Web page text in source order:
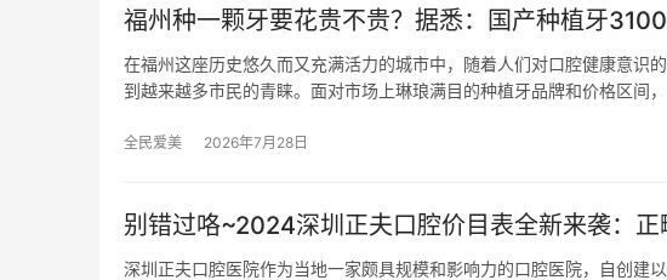
福州种一颗牙要花贵不贵？据悉：国产种植牙
在福州这座历史悠久而又充满活力的城市中，随着人们对口腔健康意识
到越来越多市民的青睐。面对市场上琳琅满目的种植牙品牌和价格区间
全民爱美 2026年7月28日
别错过咯~2024深圳正夫口腔价目表全新来袭：
深圳正夫口腔医院作为当地一家颇具规模和影响力的口腔医院，自创建